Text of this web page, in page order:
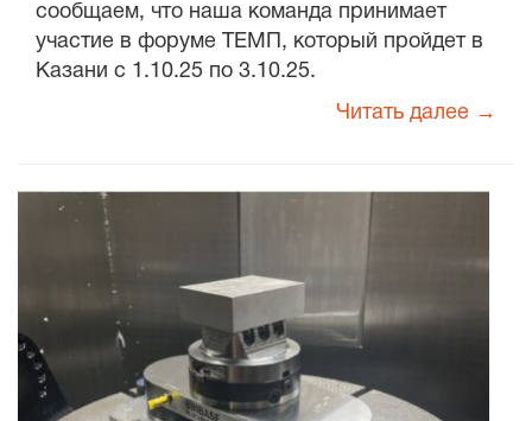
сообщаем, что наша команда принимает
участие в форуме ТЕМП, который пройдет в
Казани с 1.10.25 по 3.10.25.
Читать далее →